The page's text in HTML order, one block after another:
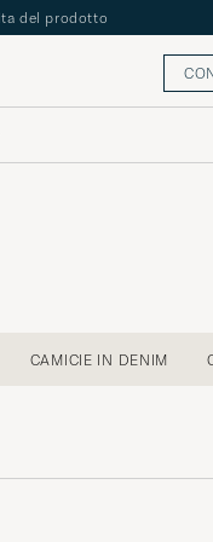
CAMICIE IN DENIM